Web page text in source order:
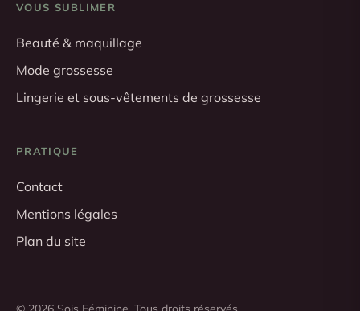
VOUS SUBLIMER
Beauté & maquillage
Mode grossesse
Lingerie et sous-vêtements de grossesse
PRATIQUE
Contact
Mentions légales
Plan du site